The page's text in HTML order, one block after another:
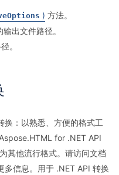
) 方法。
出文件路径。
。
换：以熟悉、方便的格式工
for .NET API
其他流行格式。请访问文档
多信息。用于 .NET API 转换